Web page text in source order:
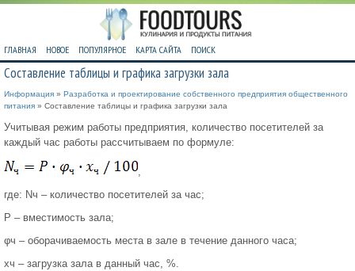
ГЛАВНАЯ НОВОЕ ПОПУЛЯРНОЕ КАРТА САЙТА ПОИСК
Составление таблицы и графика загрузки зала
Информация » Разработка и проектирование собственного предприятия общественного
питания » Составление таблицы и графика загрузки зала
Учитывая режим работы предприятия, количество посетителей за
каждый час работы рассчитываем по формуле:
,
где: Nч – количество посетителей за час;
P – вместимость зала;
φч – оборачиваемость места в зале в течение данного часа;
xч – загрузка зала в данный час, %.